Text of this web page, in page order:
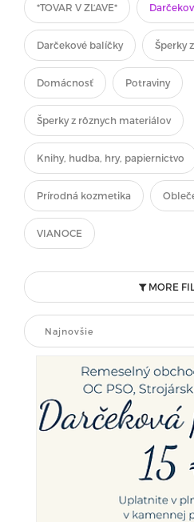
*TOVAR V ZĽAVE*
Darčekové balíčky Šperky
Domácnosť Potraviny
Šperky z rôznych materiálov
Knihy, hudba, hry, papiernictvo
Prírodná kozmetika
VIANOCE
MORE
Najnovšie